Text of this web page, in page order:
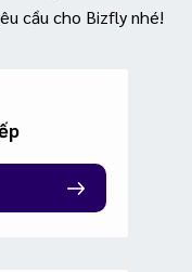
cầu cho Bizfly nhé!